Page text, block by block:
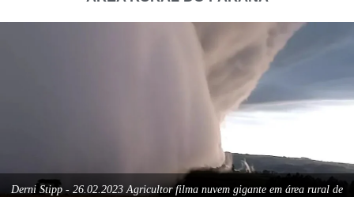
Derni Stipp - 26.02.2023 Agricultor filma nuvem gigante em área rural de